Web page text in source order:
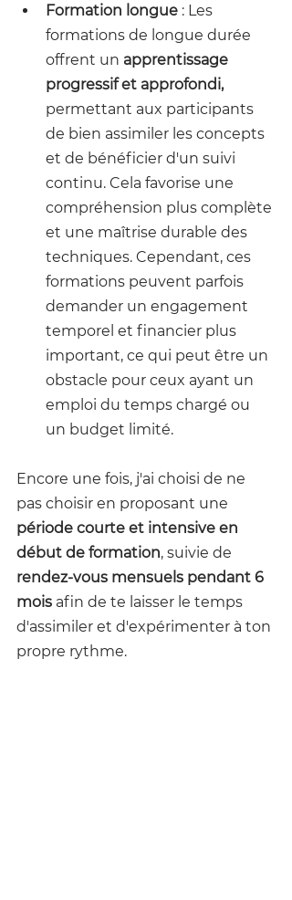
Formation longue : Les
formations de longue durée
offrent un apprentissage
progressif et approfondi,
permettant aux participants
de bien assimiler les concepts
et de bénéficier d'un suivi
continu. Cela favorise une
compréhension plus complète
et une maîtrise durable des
techniques. Cependant, ces
formations peuvent parfois
demander un engagement
temporel et financier plus
important, ce qui peut être un
obstacle pour ceux ayant un
emploi du temps chargé ou
un budget limité.
Encore une fois, j'ai choisi de ne
pas choisir en proposant une
période courte et intensive en
début de formation, suivie de
rendez-vous mensuels pendant 6
mois afin de te laisser le temps
d'assimiler et d'expérimenter à ton
propre rythme.